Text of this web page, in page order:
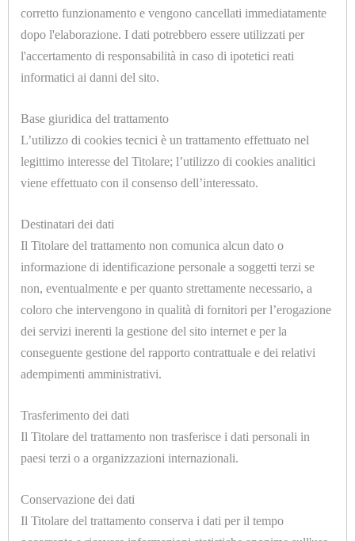
ACCESSORI
PRODOTTI
CONSUMO
APPARECCHIATURE
ATTREZZATURE
TAVOLI
DA
PER
TOPPER
U1013.C
FELTRO LANA SP.=10mm. H.=1500mm.
FELTRO LANA SP.=5mm. H.=1500mm.
corretto funzionamento e vengono cancellati immediatamente
dopo l'elaborazione. I dati potrebbero essere utilizzati per
l'accertamento di responsabilità in caso di ipotetici reati
informatici ai danni del sito.
Base giuridica del trattamento
L’utilizzo di cookies tecnici è un trattamento effettuato nel
legittimo interesse del Titolare; l’utilizzo di cookies analitici
viene effettuato con il consenso dell’interessato.
Destinatari dei dati
Il Titolare del trattamento non comunica alcun dato o
informazione di identificazione personale a soggetti terzi se
non, eventualmente e per quanto strettamente necessario, a
coloro che intervengono in qualità di fornitori per l’erogazione
dei servizi inerenti la gestione del sito internet e per la
conseguente gestione del rapporto contrattuale e dei relativi
adempimenti amministrativi.
Trasferimento dei dati
Il Titolare del trattamento non trasferisce i dati personali in
paesi terzi o a organizzazioni internazionali.
Conservazione dei dati
Il Titolare del trattamento conserva i dati per il tempo